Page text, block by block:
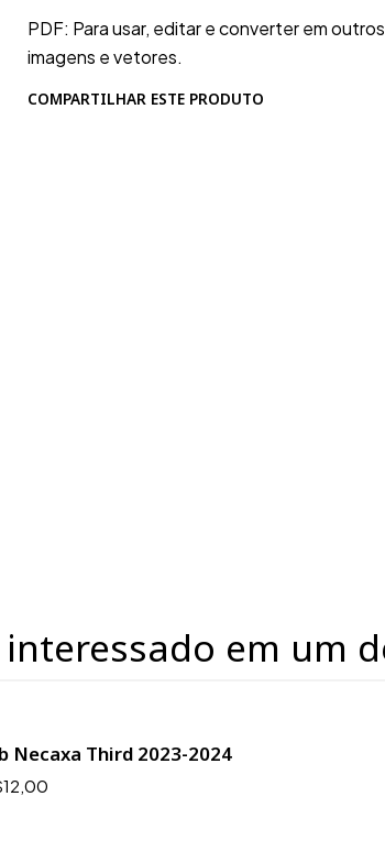
PDF: Para usar, editar e converter em
imagens e vetores.
COMPARTILHAR ESTE PRODUTO
em um
Necaxa Third 2023-2024